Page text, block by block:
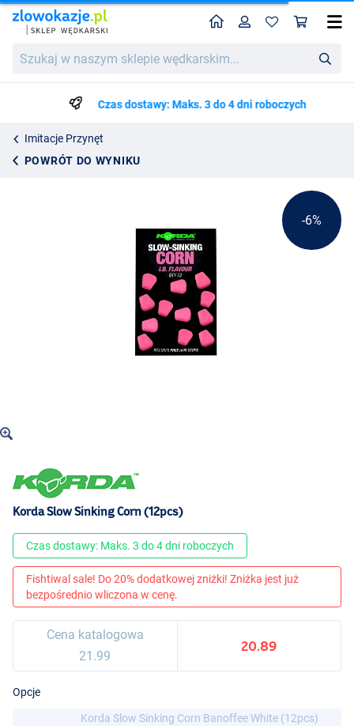
w
wędkarskim...
HomeProfil
Czas dostawy: Maks. 3 do 4 dni roboczych
Imitacje Przynęt
POWRÓT DO WYNIKU
Korda Slow Sinking Corn (12pcs)
21.99
20.89
-6%
Korda Slow Sinking Corn (12pcs)
Czas dostawy: Maks. 3 do 4 dni roboczych
Fishtiwal sale! Do 20% dodatkowej zniżki! Zniżka jest już
bezpośrednio wliczona w cenę.
Cena katalogowa
21.99
20.89
Opcje
Korda Slow Sinking Corn Banoffee White (12pcs)